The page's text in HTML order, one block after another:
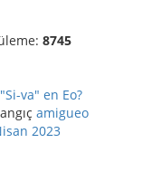
8745
"Si-va" en Eo?
amigueo
2023